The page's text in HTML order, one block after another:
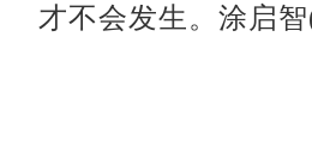
才不会发生。涂启智